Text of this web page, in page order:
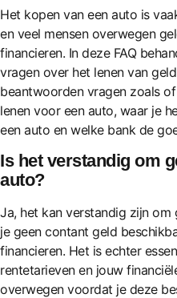
Het kopen van een auto is
en veel mensen overwegen
financieren. In deze FAQ
vragen over het lenen van
beantwoorden vragen zoals
lenen voor een auto, waar je
een auto en welke bank de
Is het verstandig om
auto?
Ja, het kan verstandig zijn om
je geen contant geld
financieren. Het is echter
rentetarieven en jouw
overwegen voordat je deze